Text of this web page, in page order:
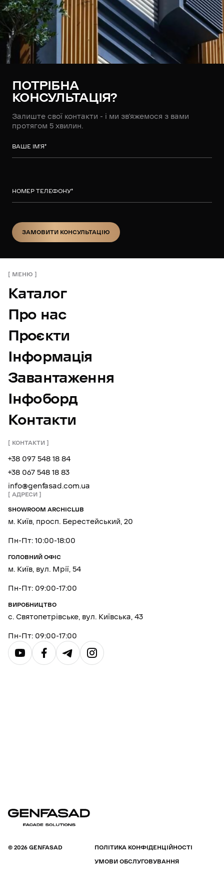
ПОТРІБНА
КОНСУЛЬТАЦІЯ?
Залиште свої контакти - і ми зв’яжемося з вами
протягом 5 хвилин.
ВАШЕ ІМ’Я*
НОМЕР ТЕЛЕФОНУ*
ЗАМОВИТИ КОНСУЛЬТАЦІЮ
МЕНЮ
Каталог
Про нас
Проєкти
Інформація
Завантаження
Інфоборд
Контакти
КОНТАКТИ
+38 097 548 18 84
+38 067 548 18 83
info@genfasad.com.ua
АДРЕСИ
SHOWROOM ARCHICLUB
м. Київ, просп. Берестейський, 20
Пн-Пт: 10:00-18:00
ГОЛОВНИЙ ОФІС
м. Київ, вул. Мрії, 54
Пн-Пт: 09:00-17:00
ВИРОБНИЦТВО
с. Святопетрівське, вул. Київська, 43
Пн-Пт: 09:00-17:00
© 2026 GENFASAD
ПОЛІТИКА КОНФІДЕНЦІЙНОСТІ
УМОВИ ОБСЛУГОВУВАННЯ